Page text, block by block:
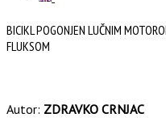
BICIKL POGONJEN LUČNIM
FLUKSOM
Autor: ZDRAVKO CRNJAC